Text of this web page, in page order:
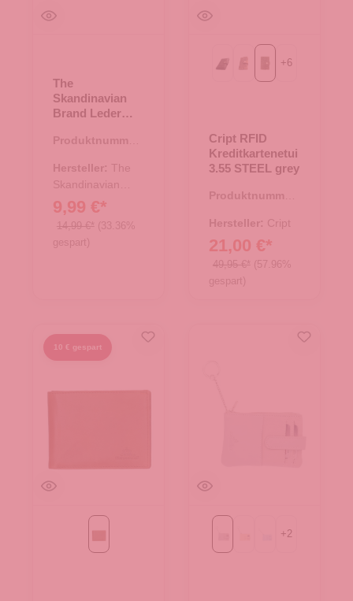
The
Skandinavian
Brand Leder
- schwarz
Produktnummer:
Hersteller: The
Skandinavian
Brand
9,99 €*
14,99 €* (33.36%
gespart)
BlackBrowngrey
+6
Cript RFID
Kreditkartenetui
3.55 STEEL grey
Produktnummer:
Hersteller: Cript
21,00 €*
49,95 €* (57.96%
gespart)
10 € gespart
braun
+2